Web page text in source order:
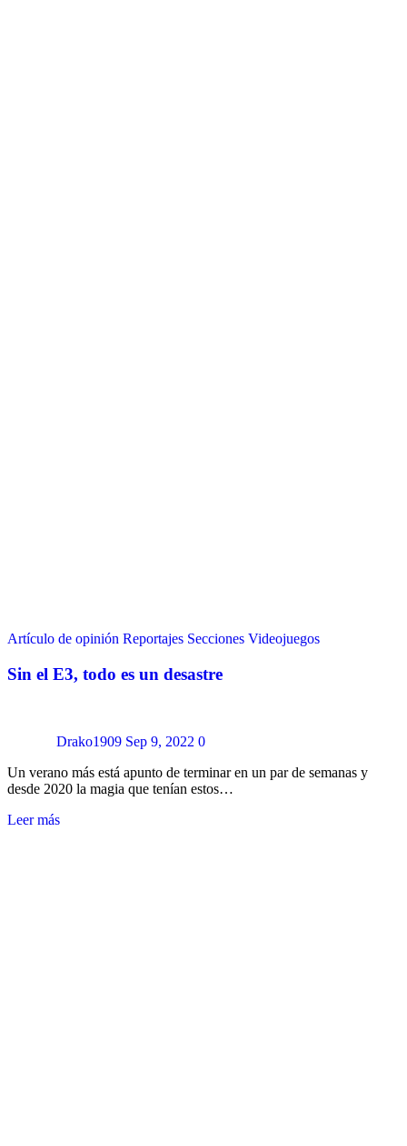
Artículo de opinión Reportajes Secciones Videojuegos
Sin el E3, todo es un desastre
Drako1909 Sep 9, 2022 0
Un verano más está apunto de terminar en un par de semanas y
desde 2020 la magia que tenían estos…
Leer más